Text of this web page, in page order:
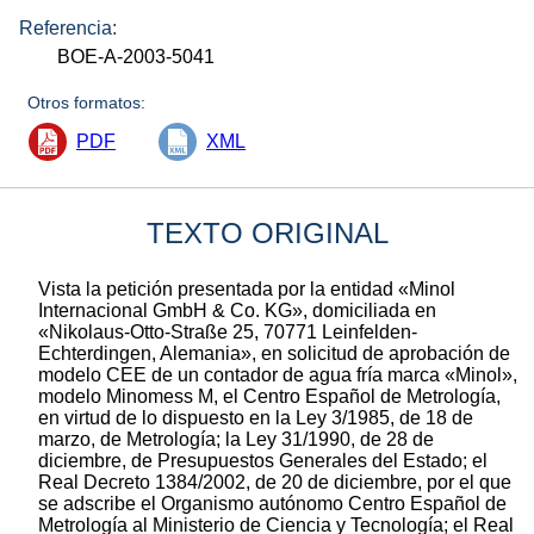
Referencia:
BOE-A-2003-5041
Otros formatos:
PDF XML
TEXTO ORIGINAL
Vista la petición presentada por la entidad «Minol
Internacional GmbH & Co. KG», domiciliada en
«Nikolaus-Otto-Straße 25, 70771 Leinfelden-
Echterdingen, Alemania», en solicitud de aprobación de
modelo CEE de un contador de agua fría marca «Minol»,
modelo Minomess M, el Centro Español de Metrología,
en virtud de lo dispuesto en la Ley 3/1985, de 18 de
marzo, de Metrología; la Ley 31/1990, de 28 de
diciembre, de Presupuestos Generales del Estado; el
Real Decreto 1384/2002, de 20 de diciembre, por el que
se adscribe el Organismo autónomo Centro Español de
Metrología al Ministerio de Ciencia y Tecnología; el Real